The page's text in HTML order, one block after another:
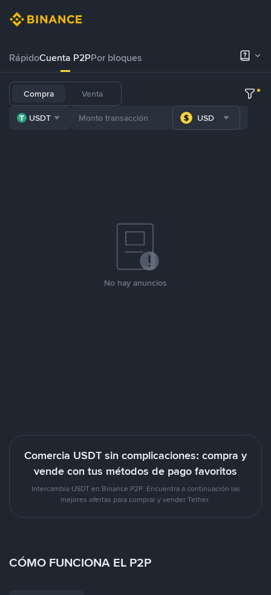
RápidoCuenta P2PPor bloques
Compra Venta
USDT USD
No hay anuncios
Comercia USDT sin complicaciones: compra y
vende con tus métodos de pago favoritos
Intercambia USDT en Binance P2P. Encuentra a continuación las
mejores ofertas para comprar y vender Tether.
CÓMO FUNCIONA EL P2P